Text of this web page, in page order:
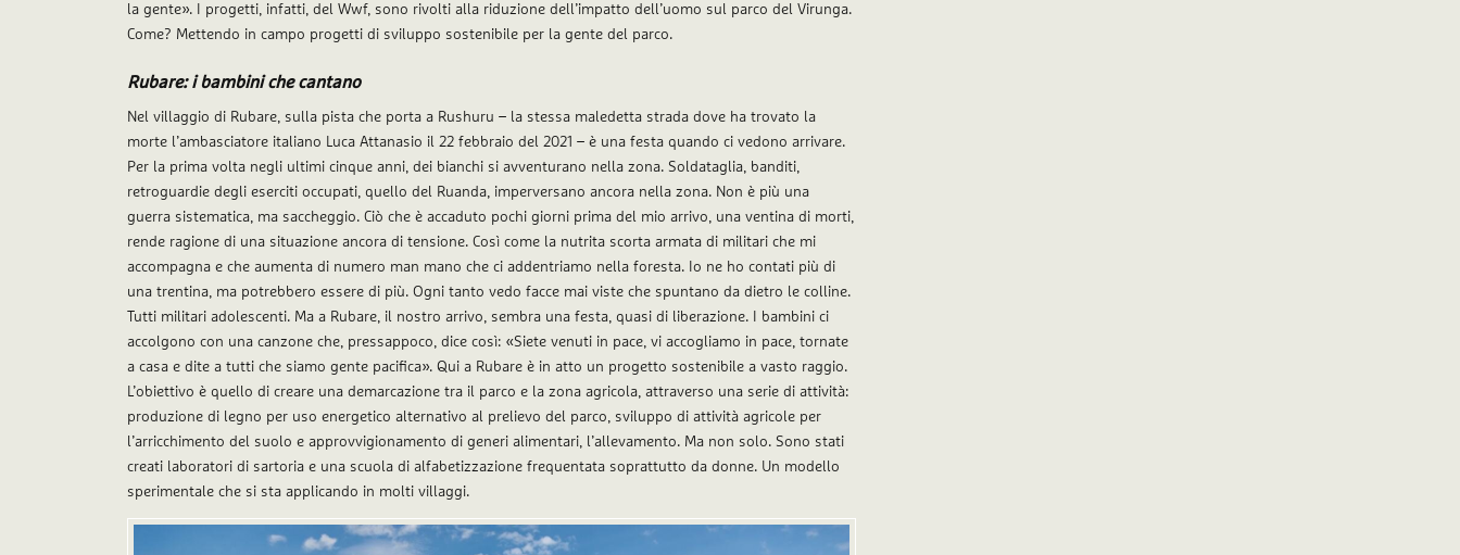
la gente». I progetti, infatti, del Wwf, sono rivolti alla riduzione dell’impatto dell’uomo sul parco del Virunga.
Come? Mettendo in campo progetti di sviluppo sostenibile per la gente del parco.
Rubare: i bambini che cantano
Nel villaggio di Rubare, sulla pista che porta a Rushuru – la stessa maledetta strada dove ha trovato la
morte l’ambasciatore italiano Luca Attanasio il 22 febbraio del 2021 – è una festa quando ci vedono arrivare.
Per la prima volta negli ultimi cinque anni, dei bianchi si avventurano nella zona. Soldataglia, banditi,
retroguardie degli eserciti occupati, quello del Ruanda, imperversano ancora nella zona. Non è più una
guerra sistematica, ma saccheggio. Ciò che è accaduto pochi giorni prima del mio arrivo, una ventina di morti,
rende ragione di una situazione ancora di tensione. Così come la nutrita scorta armata di militari che mi
accompagna e che aumenta di numero man mano che ci addentriamo nella foresta. Io ne ho contati più di
una trentina, ma potrebbero essere di più. Ogni tanto vedo facce mai viste che spuntano da dietro le colline.
Tutti militari adolescenti. Ma a Rubare, il nostro arrivo, sembra una festa, quasi di liberazione. I bambini ci
accolgono con una canzone che, pressappoco, dice così: «Siete venuti in pace, vi accogliamo in pace, tornate
a casa e dite a tutti che siamo gente pacifica». Qui a Rubare è in atto un progetto sostenibile a vasto raggio.
L’obiettivo è quello di creare una demarcazione tra il parco e la zona agricola, attraverso una serie di attività:
produzione di legno per uso energetico alternativo al prelievo del parco, sviluppo di attività agricole per
l’arricchimento del suolo e approvvigionamento di generi alimentari, l’allevamento. Ma non solo. Sono stati
creati laboratori di sartoria e una scuola di alfabetizzazione frequentata soprattutto da donne. Un modello
sperimentale che si sta applicando in molti villaggi.